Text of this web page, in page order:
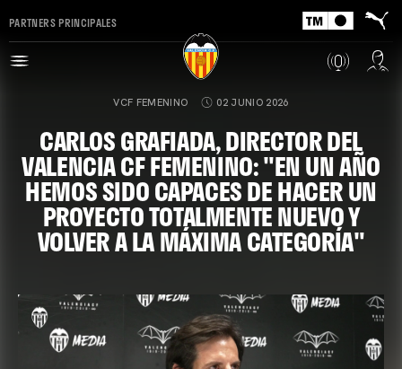
PARTNERS PRINCIPALES
VCF FEMENINO 02 JUNIO 2026
CARLOS GRAFIADA, DIRECTOR DEL
VALENCIA CF FEMENINO: "EN UN AÑO
HEMOS SIDO CAPACES DE HACER UN
PROYECTO TOTALMENTE NUEVO Y
VOLVER A LA MÁXIMA CATEGORÍA"